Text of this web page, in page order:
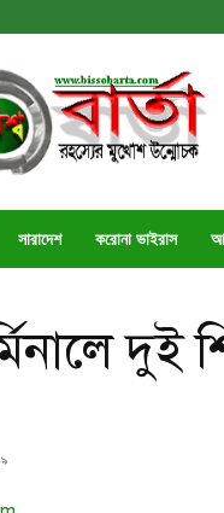
সারাদেশ করোনা ভাইরাস